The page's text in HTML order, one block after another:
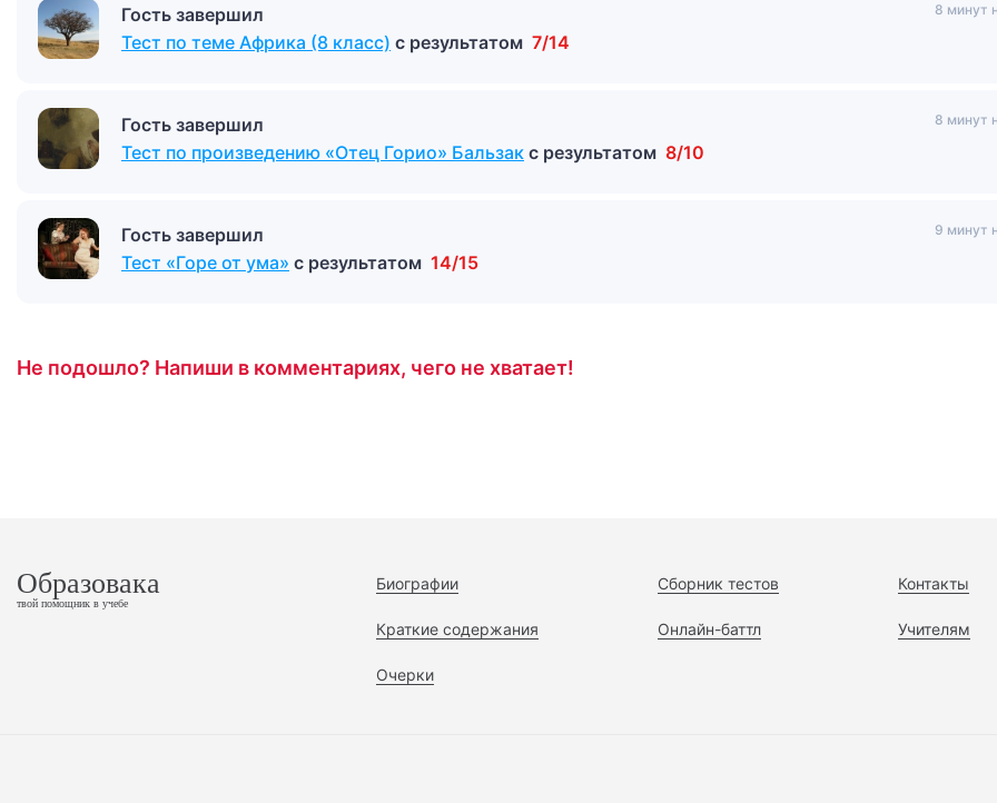
Гость завершил
Тест по теме Африка (8 класс) с результатом 7/14
8 минут
Гость завершил
Тест по произведению «Отец Горио» Бальзак с результатом 8/10
8 минут
Гость завершил
Тест «Горе от ума» с результатом 14/15
9 минут
Не подошло? Напиши в комментариях, чего не хватает!
Образовака
твой помощник в учебе
Биографии
Краткие содержания
Очерки
Сборник тестов
Онлайн-баттл
Контакты
Учителям